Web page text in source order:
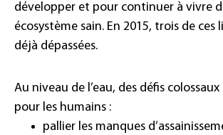
développer et pour continuer à vivre
écosystème sain. En 2015, trois de ces
déjà dépassées.
Au niveau de l’eau, des défis
pour les humains :
pallier les manques